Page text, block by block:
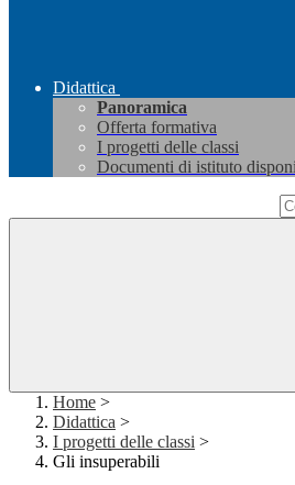
Didattica
Panoramica
Offerta formativa
I progetti delle classi
Documenti di istituto
Home >
Didattica >
I progetti delle classi >
Gli insuperabili